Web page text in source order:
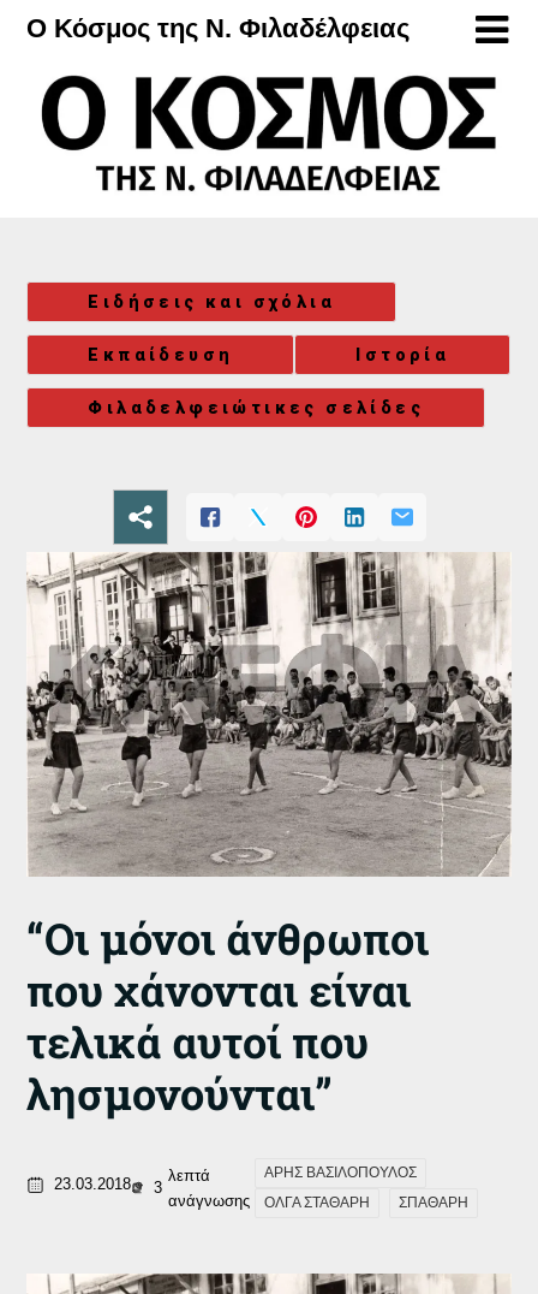
Μετάβαση
περιεχόμενο
Ο Κόσμος της Ν. Φιλαδέλφειας
Ειδήσεις και σχόλια
Εκπαίδευση Ιστορία
Φιλαδελφειώτικες σελίδες
“Οι μόνοι άνθρωποι
που χάνονται είναι
τελικά αυτοί που
λησμονούνται”
23.03.2018 3
λεπτά
ανάγνωσης
ΑΡΗΣ ΒΑΣΙΛΟΠΟΥΛΟΣ
ΟΛΓΑ ΣΤΑΘΑΡΗ
ΣΠΑΘΑΡΗ